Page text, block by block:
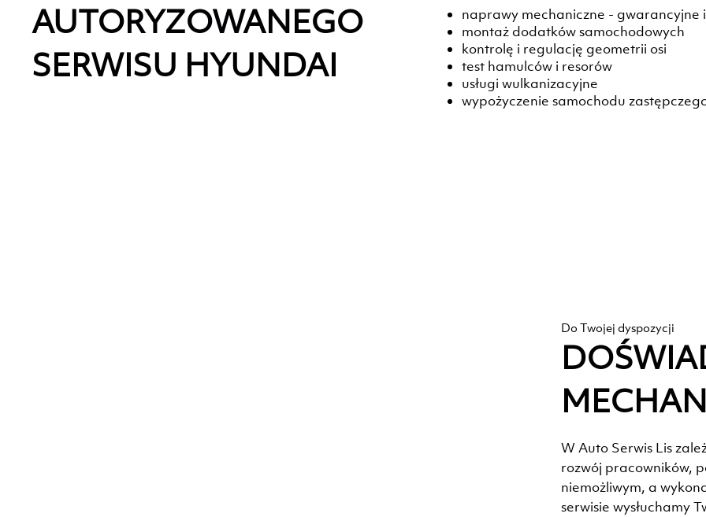
AUTORYZOWANEGO
SERWISU HYUNDAI
naprawy mechaniczne - gwarancyjne
montaż dodatków samochodowych
kontrolę i regulację geometrii osi
test hamulców i resorów
usługi wulkanizacyjne
wypożyczenie samochodu
Do Twojej dyspozycji
W Auto Serwis Lis
rozwój pracowników,
niemożliwym, a
serwisie wysłuchamy